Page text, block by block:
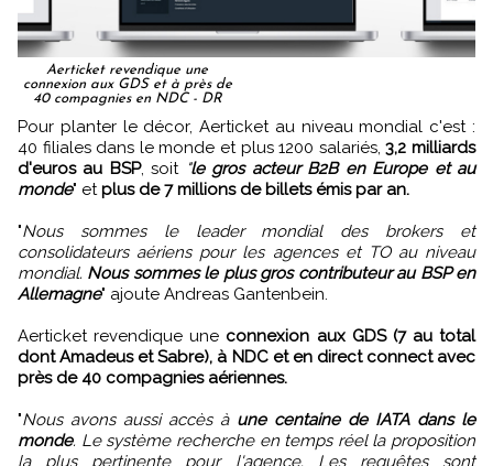
Aerticket revendique une
connexion aux GDS et à près de
40 compagnies en NDC - DR
Pour planter le décor, Aerticket au niveau mondial c'est :
40 filiales dans le monde et plus 1200 salariés,3,2 milliards
d'euros au BSP, soit "le gros acteur B2B en Europe et au
monde" etplus de 7 millions de billets émis par an.
"Nous sommes le leader mondial des brokers et
consolidateurs aériens pour les agences et TO au niveau
mondial. Nous sommes le plus gros contributeur au BSP en
Allemagne" ajoute Andreas Gantenbein.
Aerticket revendique une connexion aux GDS (7 au total
dont Amadeus et Sabre), à NDC et en direct connect avec
près de 40 compagnies aériennes.
"Nous avons aussi accès à une centaine de IATA dans le
monde. Le système recherche en temps réel la proposition
la plus pertinente pour l'agence. Les requêtes sont